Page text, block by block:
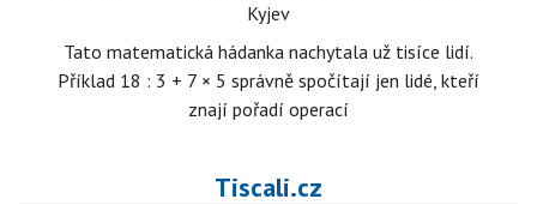
Kyjev
Tato matematická hádanka nachytala už tisíce lidí.
Příklad 18 : 3 + 7 × 5 správně spočítají jen lidé, kteří
znají pořadí operací
Tiscali.cz